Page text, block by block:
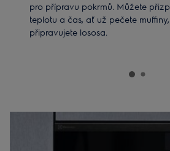
pro přípravu pokrmů. Můžete
teplotu a čas, ať už pečete
připravujete lososa.